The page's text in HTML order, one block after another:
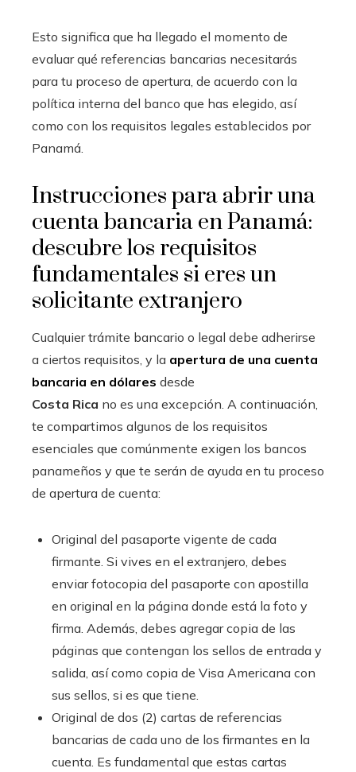
Esto significa que ha llegado el momento de
evaluar qué referencias bancarias necesitarás
para tu proceso de apertura, de acuerdo con la
política interna del banco que has elegido, así
como con los requisitos legales establecidos por
Panamá.
Instrucciones para abrir una
cuenta bancaria en Panamá:
descubre los requisitos
fundamentales si eres un
solicitante extranjero
Cualquier trámite bancario o legal debe adherirse
a ciertos requisitos, y la apertura de una cuenta
bancaria en dólares desde
Costa Rica no es una excepción. A continuación,
te compartimos algunos de los requisitos
esenciales que comúnmente exigen los bancos
panameños y que te serán de ayuda en tu proceso
de apertura de cuenta:
Original del pasaporte vigente de cada
firmante. Si vives en el extranjero, debes
enviar fotocopia del pasaporte con apostilla
en original en la página donde está la foto y
firma. Además, debes agregar copia de las
páginas que contengan los sellos de entrada y
salida, así como copia de Visa Americana con
sus sellos, si es que tiene.
Original de dos (2) cartas de referencias
bancarias de cada uno de los firmantes en la
cuenta. Es fundamental que estas cartas